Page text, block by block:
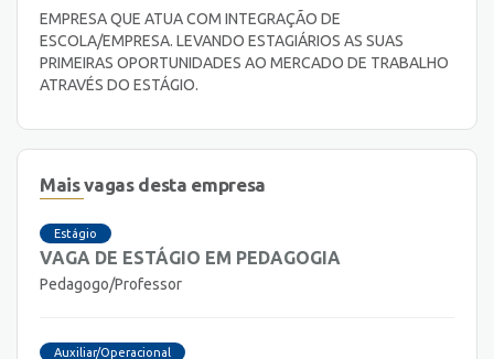
EMPRESA QUE ATUA COM INTEGRAÇÃO DE
ESCOLA/EMPRESA. LEVANDO ESTAGIÁRIOS AS SUAS
PRIMEIRAS OPORTUNIDADES AO MERCADO DE TRABALHO
ATRAVÉS DO ESTÁGIO.
Mais vagas desta empresa
Estágio
VAGA DE ESTÁGIO EM PEDAGOGIA
Pedagogo/Professor
Auxiliar/Operacional